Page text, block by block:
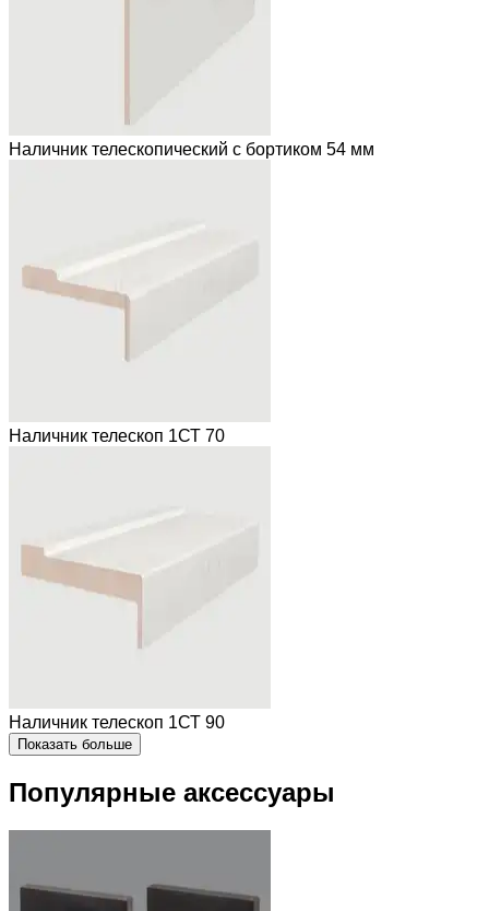
Наличник телескопический с бортиком 54 мм
Наличник телескоп 1СТ 70
Наличник телескоп 1СТ 90
Показать больше
Популярные аксессуары